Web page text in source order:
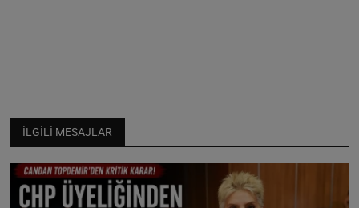
İLGILI MESAJLAR